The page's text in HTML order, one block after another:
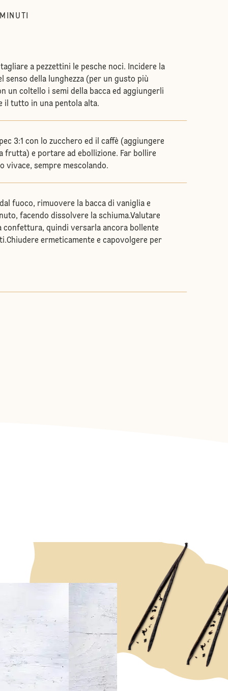
MINUTI
a pezzettini le pesche noci. Incidere la
senso della lunghezza (per un gusto più
un coltello i semi della bacca ed aggiungerli
il tutto in una pentola alta.
3:1 con lo zucchero ed il caffè (aggiungere
frutta) e portare ad ebollizione. Far bollire
vivace, sempre mescolando.
fuoco, rimuovere la bacca di vaniglia e
facendo dissolvere la schiuma.Valutare
confettura, quindi versarla ancora bollente
ermeticamente e capovolgere per